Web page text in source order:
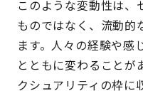
このような変動性は、
ものではなく、流動的
ます。人々の経験や感
とともに変わることが
クシュアリティの枠に